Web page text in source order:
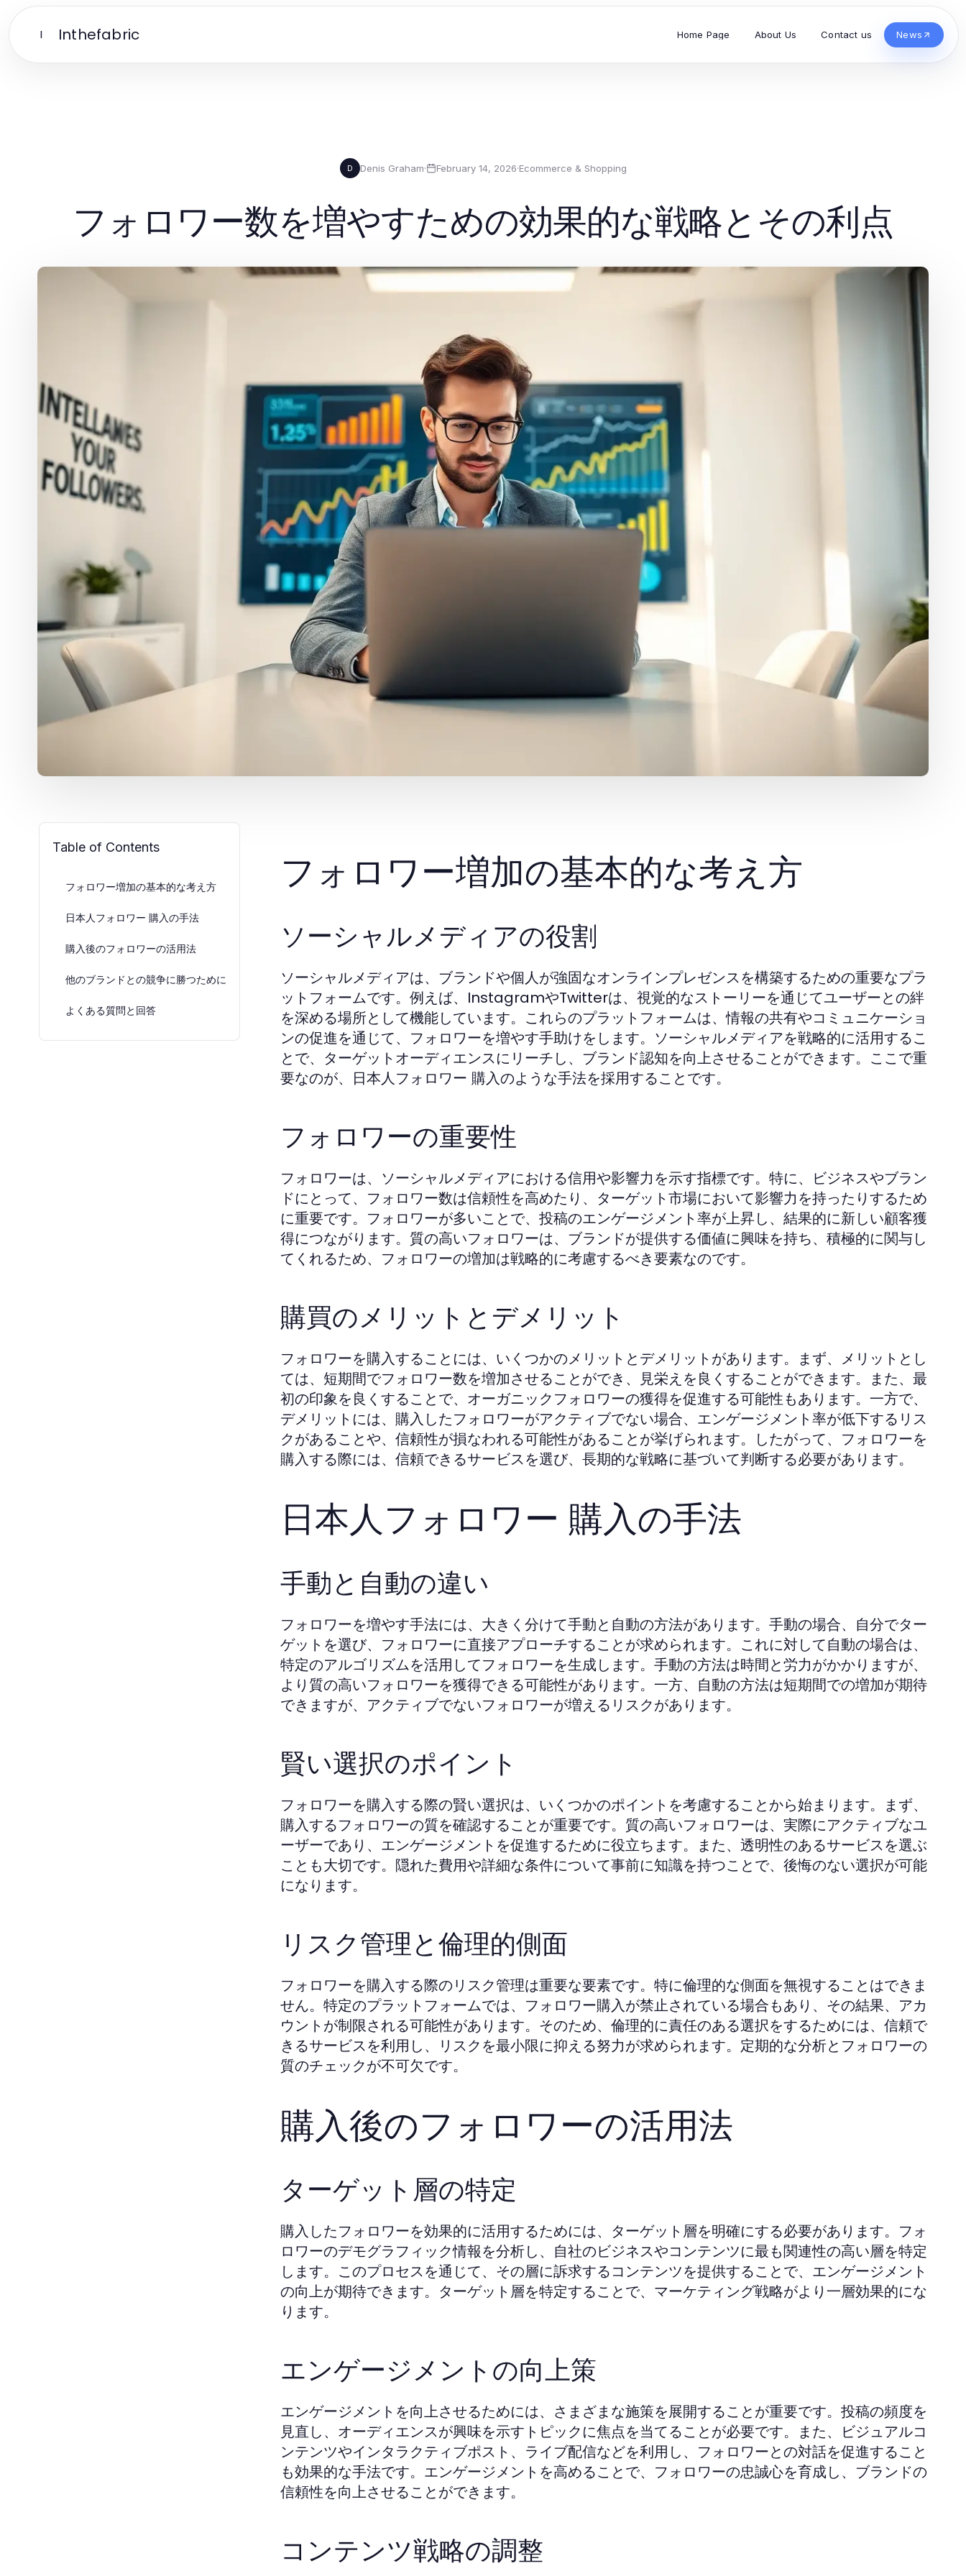
I Inthefabric Home Page About Us Contact us News
D Denis Graham· February 14, 2026·Ecommerce & Shopping
フォロワー数を増やすための効果的な戦略とその利点
Table of Contents
フォロワー増加の基本的な考え方
日本人フォロワー 購入の手法
購入後のフォロワーの活用法
他のブランドとの競争に勝つために
よくある質問と回答
フォロワー増加の基本的な考え方
ソーシャルメディアの役割
ソーシャルメディアは、ブランドや個人が強固なオンラインプレゼンスを構築するための重要なプラ
ットフォームです。例えば、InstagramやTwitterは、視覚的なストーリーを通じてユーザーとの絆
を深める場所として機能しています。これらのプラットフォームは、情報の共有やコミュニケーショ
ンの促進を通じて、フォロワーを増やす手助けをします。ソーシャルメディアを戦略的に活用するこ
とで、ターゲットオーディエンスにリーチし、ブランド認知を向上させることができます。ここで重
要なのが、
日本人フォロワー 購入のような手法を採用することです。
フォロワーの重要性
フォロワーは、ソーシャルメディアにおける信用や影響力を示す指標です。特に、ビジネスやブラン
ドにとって、フォロワー数は信頼性を高めたり、ターゲット市場において影響力を持ったりするため
に重要です。フォロワーが多いことで、投稿のエンゲージメント率が上昇し、結果的に新しい顧客獲
得につながります。質の高いフォロワーは、ブランドが提供する価値に興味を持ち、積極的に関与し
てくれるため、フォロワーの増加は戦略的に考慮するべき要素なのです。
購買のメリットとデメリット
フォロワーを購入することには、いくつかのメリットとデメリットがあります。まず、メリットとし
ては、短期間でフォロワー数を増加させることができ、見栄えを良くすることができます。また、最
初の印象を良くすることで、オーガニックフォロワーの獲得を促進する可能性もあります。一方で、
デメリットには、購入したフォロワーがアクティブでない場合、エンゲージメント率が低下するリス
クがあることや、信頼性が損なわれる可能性があることが挙げられます。したがって、フォロワーを
購入する際には、信頼できるサービスを選び、長期的な戦略に基づいて判断する必要があります。
日本人フォロワー 購入の手法
手動と自動の違い
フォロワーを増やす手法には、大きく分けて手動と自動の方法があります。手動の場合、自分でター
ゲットを選び、フォロワーに直接アプローチすることが求められます。これに対して自動の場合は、
特定のアルゴリズムを活用してフォロワーを生成します。手動の方法は時間と労力がかかりますが、
より質の高いフォロワーを獲得できる可能性があります。一方、自動の方法は短期間での増加が期待
できますが、アクティブでないフォロワーが増えるリスクがあります。
賢い選択のポイント
フォロワーを購入する際の賢い選択は、いくつかのポイントを考慮することから始まります。まず、
購入するフォロワーの質を確認することが重要です。質の高いフォロワーは、実際にアクティブなユ
ーザーであり、エンゲージメントを促進するために役立ちます。また、透明性のあるサービスを選ぶ
ことも大切です。隠れた費用や詳細な条件について事前に知識を持つことで、後悔のない選択が可能
になります。
リスク管理と倫理的側面
フォロワーを購入する際のリスク管理は重要な要素です。特に倫理的な側面を無視することはできま
せん。特定のプラットフォームでは、フォロワー購入が禁止されている場合もあり、その結果、アカ
ウントが制限される可能性があります。そのため、倫理的に責任のある選択をするためには、信頼で
きるサービスを利用し、リスクを最小限に抑える努力が求められます。定期的な分析とフォロワーの
質のチェックが不可欠です。
購入後のフォロワーの活用法
ターゲット層の特定
購入したフォロワーを効果的に活用するためには、ターゲット層を明確にする必要があります。フォ
ロワーのデモグラフィック情報を分析し、自社のビジネスやコンテンツに最も関連性の高い層を特定
します。このプロセスを通じて、その層に訴求するコンテンツを提供することで、エンゲージメント
の向上が期待できます。ターゲット層を特定することで、マーケティング戦略がより一層効果的にな
ります。
エンゲージメントの向上策
エンゲージメントを向上させるためには、さまざまな施策を展開することが重要です。投稿の頻度を
見直し、オーディエンスが興味を示すトピックに焦点を当てることが必要です。また、ビジュアルコ
ンテンツやインタラクティブポスト、ライブ配信などを利用し、フォロワーとの対話を促進すること
も効果的な手法です。エンゲージメントを高めることで、フォロワーの忠誠心を育成し、ブランドの
信頼性を向上させることができます。
コンテンツ戦略の調整